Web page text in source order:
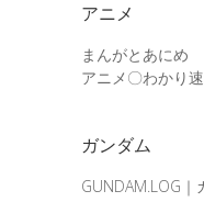
アニメ
まんがとあにめ
アニメ〇わかり
ガンダム
GUNDAM.LOG